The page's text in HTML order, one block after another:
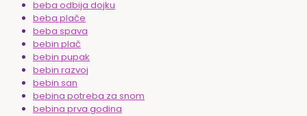
beba odbija dojku
beba plače
beba spava
bebin plač
bebin pupak
bebin razvoj
bebin san
bebina potreba za snom
bebina prva godina